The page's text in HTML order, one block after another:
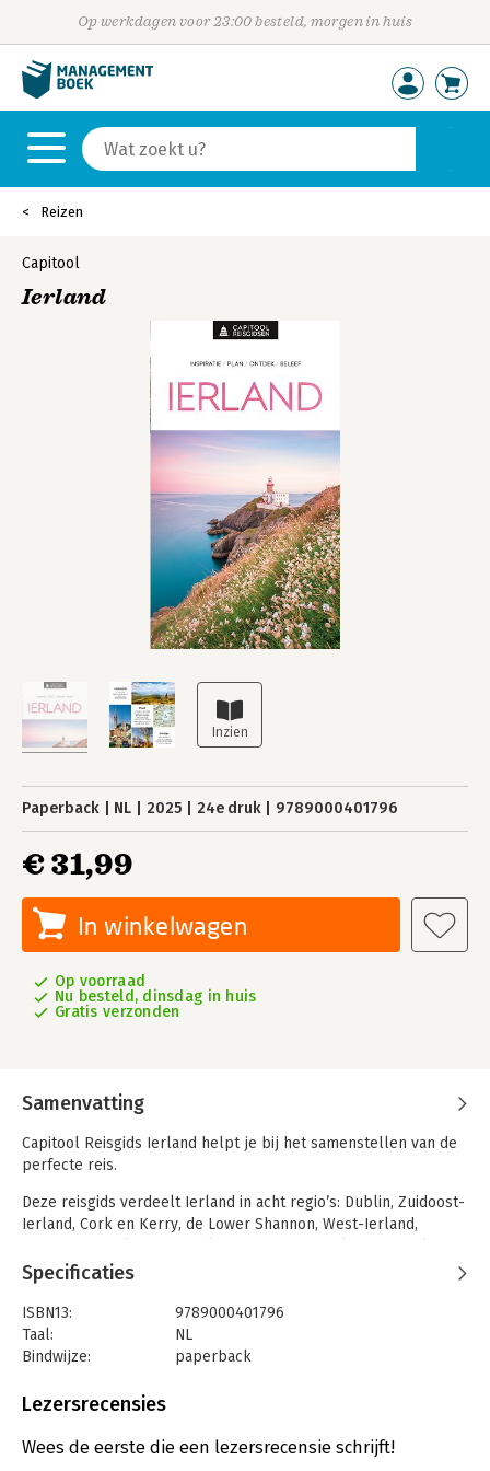
Op werkdagen voor 23:00 besteld, morgen in huis
Reizen
Capitool
Ierland
Paperback NL 2025 24e druk 9789000401796
€ 31,99
In winkelwagen
Op voorraad
Nu besteld, dinsdag in huis
Gratis verzonden
Samenvatting
Capitool Reisgids Ierland helpt je bij het samenstellen van de
perfecte reis.
Deze reisgids verdeelt Ierland in acht regio’s: Dublin, Zuidoost-
Ierland, Cork en Kerry, de Lower Shannon, West-Ierland,
verschillende whiskeys tijdens een proeverij, surf bij de
gouden stranden van Sligo, dwaal door de historische hallen
van Trinity College in Dublin of bewandel de kustpaden van de
Giant’s Causeway. Van filmische landschappen, schitterende
kastelen en prehistorische vindplaatsen tot populaire
keuken: deze gids toont je de parels van Ierland.
✔ Dankzij de prachtige fotografie waan je jezelf al op je
bestemming
Specificaties
ISBN13:
9789000401796
Taal:
NL
Bindwijze:
paperback
Uitgever:
Verschijningsdatum:
15-8-2025
Lezersrecensies
Wees de eerste die een lezersrecensie schrijft!